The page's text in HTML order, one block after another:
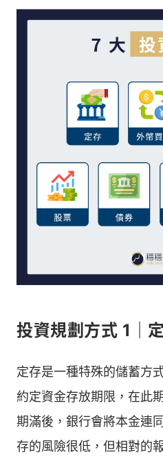
投資規劃方式 1｜
定存是一種特殊的儲蓄方
約定資金存放期限，在此
期滿後，銀行會將本金連
存的風險很低，但相對的